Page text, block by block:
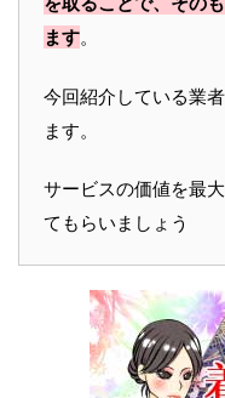
ます。
今回紹介している業
ます。
サービスの価値を最
てもらいましょう